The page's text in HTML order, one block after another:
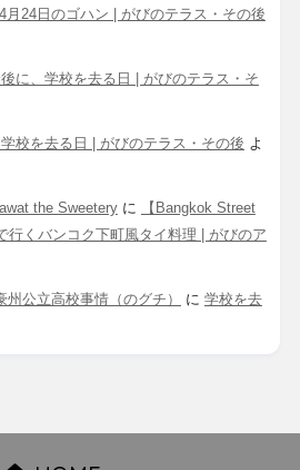
4月24日のゴハン | がびのテラス・その後
に、学校を去る日 | がびのテラス・そ
校を去る日 | がびのテラス・その後 よ
the Sweeteryに
【Bangkok Street
行くバンコク下町風タイ料理 | がびのア
公立高校事情（のグチ） に 学校を去